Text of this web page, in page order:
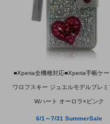
■Xperia全機種対応■Xperia手帳ケー
ワロフスキー ジュエルモデルプレミ
Wハート オーロラ×ピンク
6/1～7/31 SummerSale